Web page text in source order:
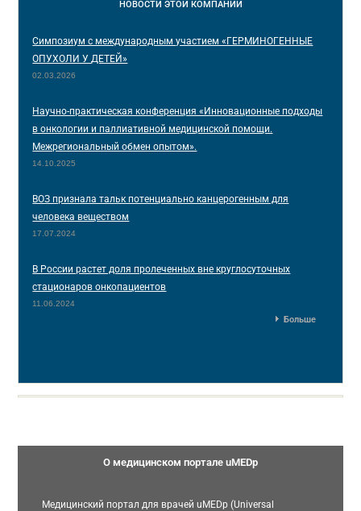
НОВОСТИ ЭТОЙ КОМПАНИИ
Симпозиум с международным участием «ГЕРМИНОГЕННЫЕ
ОПУХОЛИ У ДЕТЕЙ»
02.03.2026
Научно-практическая конференция «Инновационные подходы
в онкологии и паллиативной медицинской помощи.
Межрегиональный обмен опытом».
14.10.2025
ВОЗ признала тальк потенциально канцерогенным для
человека веществом
17.07.2024
В России растет доля пролеченных вне круглосуточных
стационаров онкопациентов
11.06.2024
Больше
О медицинском портале uMEDp
Медицинский портал для врачей uMEDp (Universal